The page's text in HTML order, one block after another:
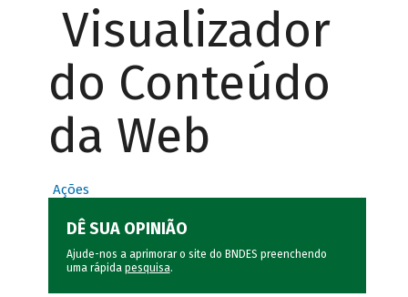
Visualizador
do Conteúdo
da Web
Ações
DÊ SUA OPINIÃO
Ajude-nos a aprimorar o site do BNDES preenchendo
uma rápida pesquisa.